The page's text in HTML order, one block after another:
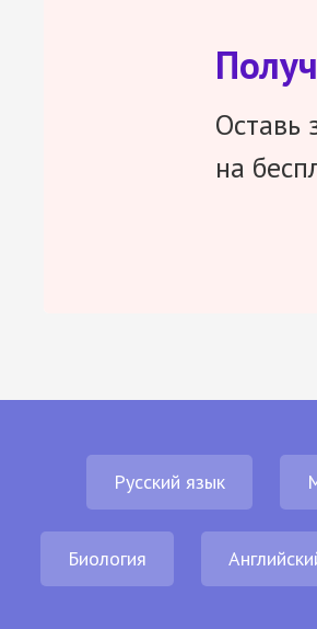
Оставь
на
Русский язык
Биология